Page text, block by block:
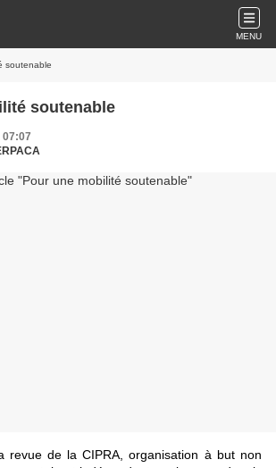
MENU
soutenable
soutenable
07:07
revue de la CIPRA,organisation à but non